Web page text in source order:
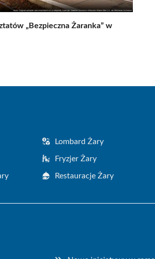
„Bezpieczna Żaranka” w
Lombard Żary
Fryzjer Żary
Restauracje Żary